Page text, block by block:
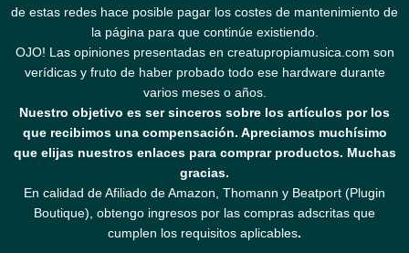
de estas redes hace posible pagar los costes de mantenimiento de
la página para que continúe existiendo.
OJO! Las opiniones presentadas en creatupropiamusica.com son
verídicas y fruto de haber probado todo ese hardware durante
varios meses o años.
Nuestro objetivo es ser sinceros sobre los artículos por los
que recibimos una compensación. Apreciamos muchísimo
que elijas nuestros enlaces para comprar productos. Muchas
gracias.
En calidad de Afiliado de Amazon, Thomann y Beatport (Plugin
Boutique), obtengo ingresos por las compras adscritas que
cumplen los requisitos aplicables.